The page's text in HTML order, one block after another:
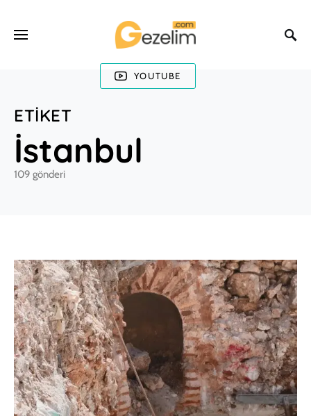
YOUTUBE
ETIKET
İstanbul
109 gönderi